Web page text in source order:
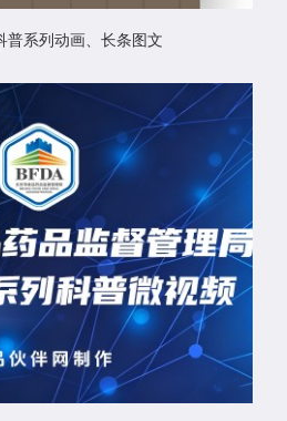
普系列动画、长条图文